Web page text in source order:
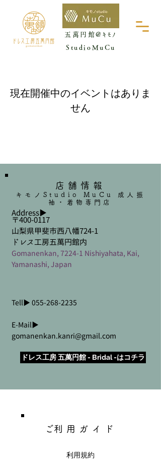
​五萬円館@ｷﾓﾉ
StudioMuCu
現在開催中のイベントはありま
せん
店舗情報
キモノStudio MuCu 成人振
袖・着物専門店
Address▶︎
〒400-0117
山梨県甲斐市西八幡724-1
ドレス工房五萬円館内
Gomanenkan, 7224-1 Nishiyahata, Kai,
Yamanashi, Japan
Tell▶︎ 055-268-2235
E-Mail▶︎
gomanenkan.kanri@gmail.com
ドレス工房 五萬円館 - Bridal -はコチラ
​ご利用ガイド
利用規約